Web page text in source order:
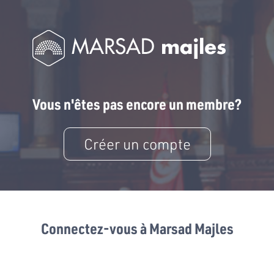
Vous n'êtes pas encore un membre?
Créer un compte
Connectez-vous à Marsad Majles